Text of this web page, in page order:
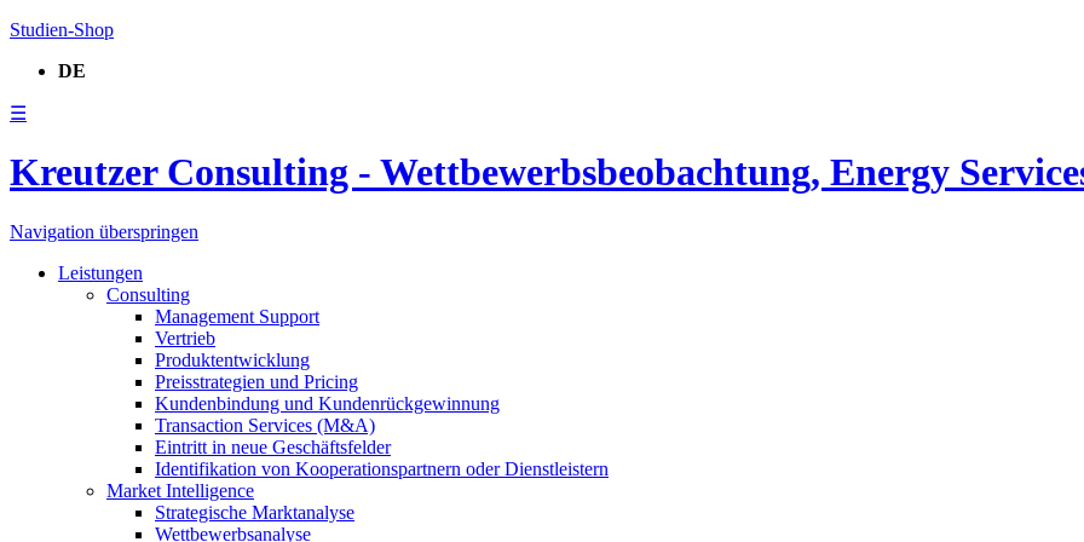
Studien-Shop
DE
☰
Kreutzer Consulting - Wettbewerbsbeobachtung, Energy
Navigation überspringen
Leistungen
Consulting
Management Support
Vertrieb
Produktentwicklung
Preisstrategien und Pricing
Kundenbindung und Kundenrückgewinnung
Transaction Services (M&A)
Eintritt in neue Geschäftsfelder
Identifikation von Kooperationspartnern oder Dienstleistern
Market Intelligence
Strategische Marktanalyse
Wettbewerbsanalyse